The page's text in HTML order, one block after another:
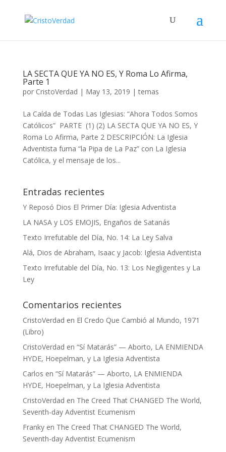
LA SECTA QUE YA NO ES, Y Roma Lo Afirma,
Parte 1
por CristoVerdad | May 13, 2019 |temas
La Caída de Todas Las Iglesias: “Ahora Todos Somos
Católicos” PARTE (1) (2) LA SECTA QUE YA NO ES, Y
Roma Lo Afirma, Parte 2 DESCRIPCIÓN: La Iglesia
Adventista fuma “la Pipa de La Paz” con La Iglesia
Católica, y el mensaje de los...
Entradas recientes
Y Reposó Dios El Primer Día: Iglesia Adventista
LA NASA y LOS EMOJIS, Engaños de Satanás
Texto Irrefutable del Día, No. 14: La Ley Salva
Alá, Dios de Abraham, Isaac y Jacob: Iglesia Adventista
Texto Irrefutable del Día, No. 13: Los Negligentes y La
Ley
Comentarios recientes
CristoVerdad en El Credo Que Cambió al Mundo, 1971
(Libro)
CristoVerdad en “Sí Matarás” — Aborto, LA ENMIENDA
HYDE, Hoepelman, y La Iglesia Adventista
Carlos en “Sí Matarás” — Aborto, LA ENMIENDA
HYDE, Hoepelman, y La Iglesia Adventista
CristoVerdad en The Creed That CHANGED The World,
Seventh-day Adventist Ecumenism
Frankyen The Creed That CHANGED The World,
Seventh-day Adventist Ecumenism